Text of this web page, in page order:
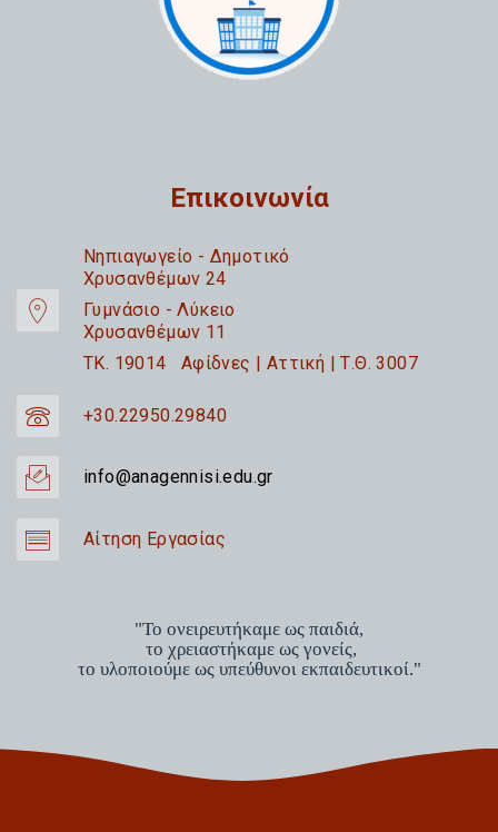
Επικοινωνία
Nηπιαγωγείο - Δημοτικό
Χρυσανθέμων 24
Γυμνάσιο - Λύκειο
Χρυσανθέμων 11
TK. 19014 Αφίδνες | Αττική | Τ.Θ. 3007
+30.22950.29840
info@anagennisi.edu.gr
Αίτηση Εργασίας
"Το ονειρευτήκαμε ως παιδιά,
το χρειαστήκαμε ως γονείς,
το υλοποιούμε ως υπεύθυνοι εκπαιδευτικοί."